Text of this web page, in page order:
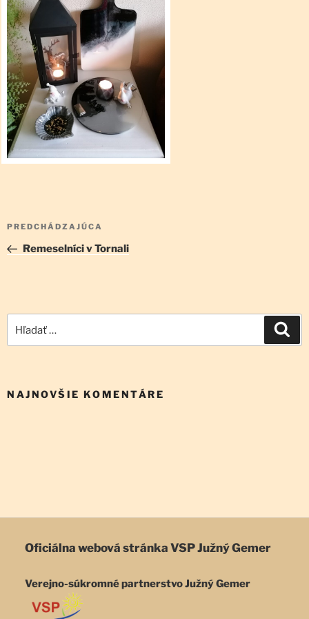
Navigácia
článku
Predchádzajúci
článok
PREDCHÁDZAJÚCA
Remeselníci v Tornali
NAJNOVŠIE KOMENTÁRE
Oficiálna webová stránka VSP Južný Gemer
Verejno-súkromné partnerstvo Južný Gemer